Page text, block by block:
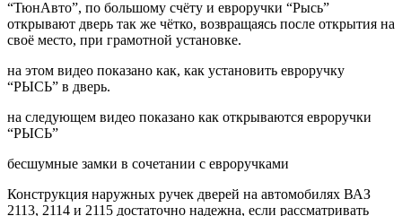
“ТюнАвто”, по большому счёту и евроручки “Рысь”
открывают дверь так же чётко, возвращаясь после открытия на
своё место, при грамотной установке.
на этом видео показано как, как установить евроручку
“РЫСЬ” в дверь.
на следующем видео показано как открываются евроручки
“РЫСЬ”
бесшумные замки в сочетании с евроручками
Конструкция наружных ручек дверей на автомобилях ВАЗ
2113, 2114 и 2115 достаточно надежна, если рассматривать